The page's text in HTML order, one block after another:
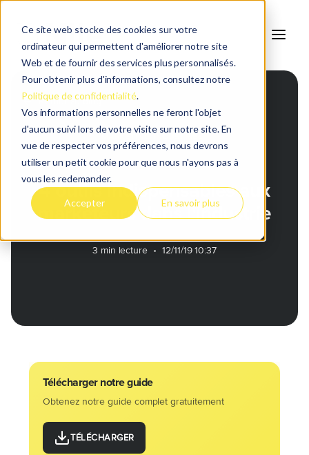
Ce site web stocke des cookies sur votre
ordinateur qui permettent d'améliorer notre site
Web et de fournir des services plus personnalisés.
Pour obtenir plus d'informations, consultez notre
Politique de confidentialité.
Vos informations personnelles ne feront l'objet
d'aucun suivi lors de votre visite sur notre site. En
vue de respecter vos préférences, nous devrons
utiliser un petit cookie pour que nous n'ayons pas à
vous les redemander.
Accepter En savoir plus
Retour au blog
4 outils indispensables aux
marketeurs dans l'industrie
3 min lecture • 12/11/19 10:37
Télécharger notre guide
Obtenez notre guide complet gratuitement
TÉLÉCHARGER